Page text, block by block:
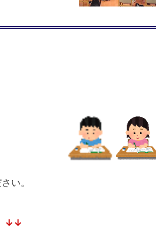
い。
↓↓